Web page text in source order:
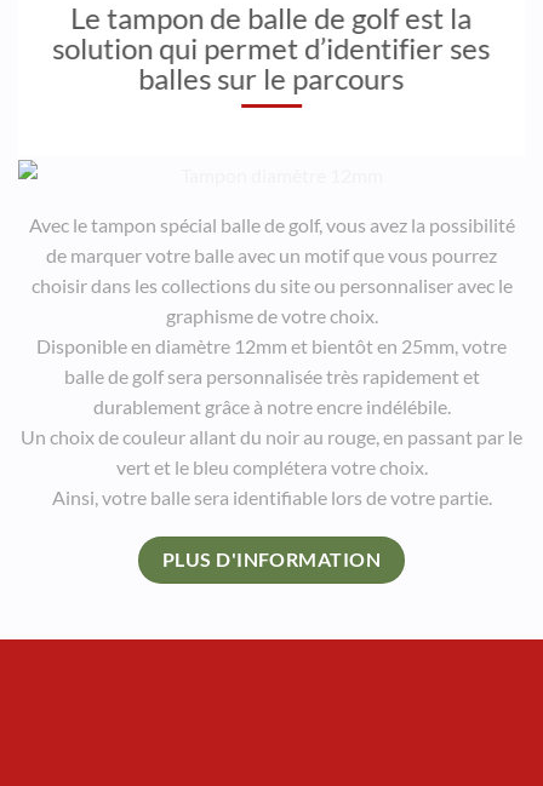
Le tampon de balle de golf est la
solution qui permet d’identifier ses
balles sur le parcours
Avec le tampon spécial balle de golf, vous avez la possibilité
de marquer votre balle avec un motif que vous pourrez
choisir dans les collections du site ou personnaliser avec le
graphisme de votre choix.
Disponible en diamètre 12mm et bientôt en 25mm, votre
balle de golf sera personnalisée très rapidement et
durablement grâce à notre encre indélébile.
Un choix de couleur allant du noir au rouge, en passant par le
vert et le bleu complétera votre choix.
Ainsi, votre balle sera identifiable lors de votre partie.
PLUS D'INFORMATION